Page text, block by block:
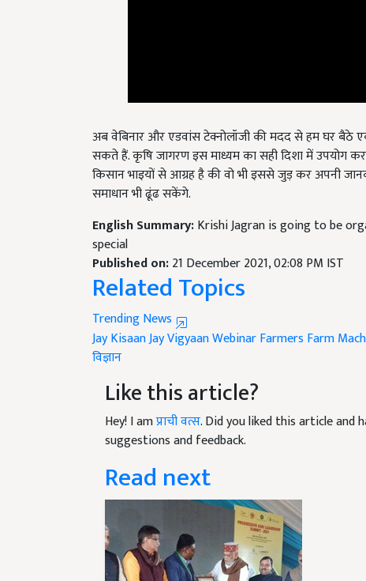
अब वेबिनार और एडवांस टेक्नोलॉजी की मदद से हम घर
सकते हैं. कृषि जागरण इस माध्यम का सही दिशा में उपयोग
किसान भाइयों से आग्रह है की वो भी इससे जुड़ कर अपनी
समाधान भी ढूंढ सकेंगे.
English Summary:Krishi Jagran is going to be
special
Published on:21 December 2021, 02:08 PM IST
Related Topics
Trending News
Jay Kisaan Jay VigyaanWebinarFarmers Farm
विज्ञान
Like this article?
Hey! I amप्राची वत्स. Did you liked this article and
suggestions and feedback.
Read next